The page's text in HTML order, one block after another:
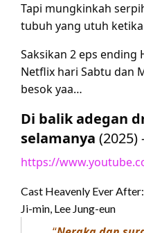
Tapi mungkinkah
tubuh yang utuh
Saksikan 2 eps ending
Netflix hari Sabtu dan
besok yaa…
Di balik adegan
selamanya (2025)
https://
Cast Heavenly Ever
Ji-min, Lee Jung-eun